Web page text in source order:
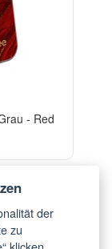
- Red
der
zu